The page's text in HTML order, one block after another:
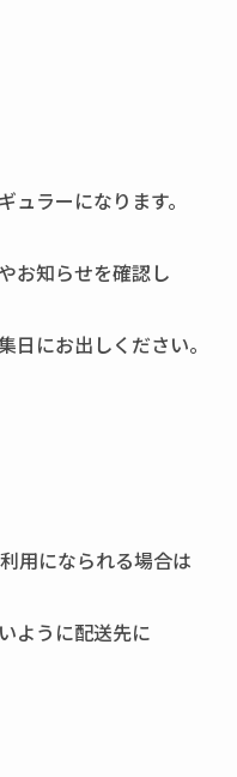
ュラーになります。
お知らせを確認し
日にお出しください。
用になられる場合は
ように配送先に